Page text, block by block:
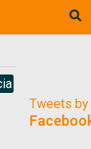
Tweets by